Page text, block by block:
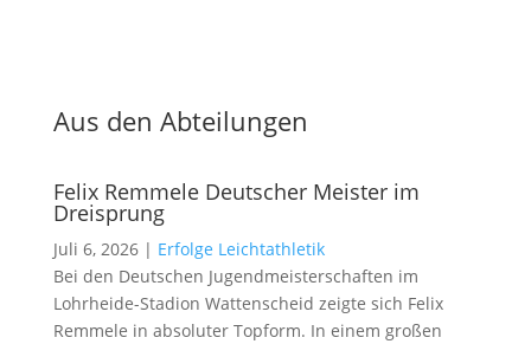
Aus den Abteilungen
Felix Remmele Deutscher Meister im
Dreisprung
Juli 6, 2026| Erfolge Leichtathletik
Bei den Deutschen Jugendmeisterschaften im
Lohrheide-Stadion Wattenscheid zeigte sich Felix
Remmele in absoluter Topform. In einem großen